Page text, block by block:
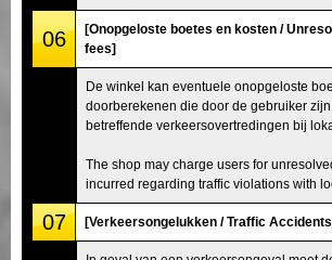
06
[Onopgeloste boetes en kosten /
fees]
De winkel kan eventuele onopgeloste
doorberekenen die door de gebruiker
betreffende verkeersovertredingen bij
The shop may charge users for
incurred regarding traffic violations with
07 [Verkeersongelukken / Traffic